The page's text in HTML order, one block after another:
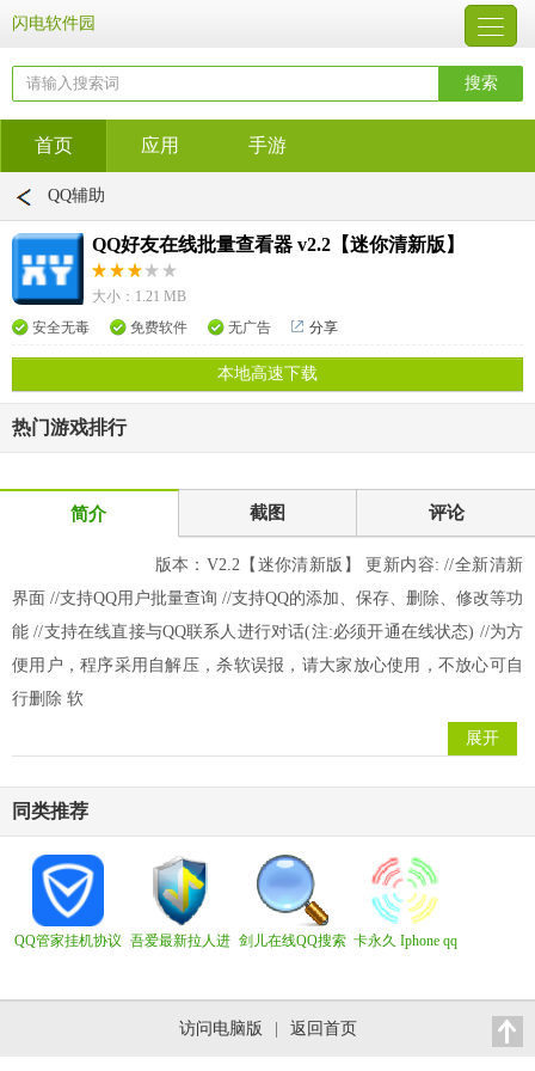
闪电软件园
首页 应用 手游
QQ辅助
QQ好友在线批量查看器 v2.2【迷你清新版】
大小：1.21 MB
安全无毒
免费软件 无广告 分享
本地高速下载
热门游戏排行
简介 截图 评论
版本：V2.2【迷你清新版】 更新内容: //全新清新
界面 //支持QQ用户批量查询 //支持QQ的添加、保存、删除、修改等功
能 //支持在线直接与QQ联系人进行对话(注:必须开通在线状态) //为方
便用户，程序采用自解压，杀软误报，请大家放心使用，不放心可自
行删除 软
展开
同类推荐
QQ管家挂机协议 吾爱最新拉人进 剑儿在线QQ搜索 卡永久 Iphone qq
访问电脑版 返回首页